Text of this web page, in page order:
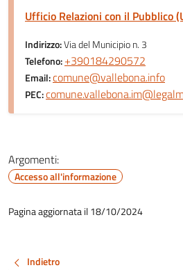
Ufficio Relazioni con il Pubblico
Indirizzo:Via del Municipio n. 3
Telefono:+390184290572
Email:comune@vallebona.info
PEC:
Argomenti:
Accesso all'informazione
Pagina aggiornata il 18/10/2024
Indietro